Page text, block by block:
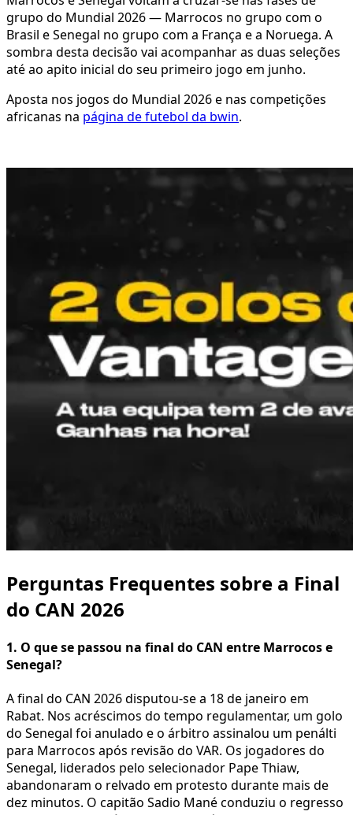
grupo do Mundial 2026 — Marrocos no grupo com o
Brasil e Senegal no grupo com a França e a Noruega. A
sombra desta decisão vai acompanhar as duas seleções
até ao apito inicial do seu primeiro jogo em junho.
Aposta nos jogos do Mundial 2026 e nas competições
africanas na página de futebol da bwin.
Perguntas Frequentes sobre a Final
do CAN 2026
1. O que se passou na final do CAN entre Marrocos e
Senegal?
A final do CAN 2026 disputou-se a 18 de janeiro em
Rabat. Nos acréscimos do tempo regulamentar, um golo
do Senegal foi anulado e o árbitro assinalou um penálti
para Marrocos após revisão do VAR. Os jogadores do
Senegal, liderados pelo selecionador Pape Thiaw,
abandonaram o relvado em protesto durante mais de
dez minutos. O capitão Sadio Mané conduziu o regresso